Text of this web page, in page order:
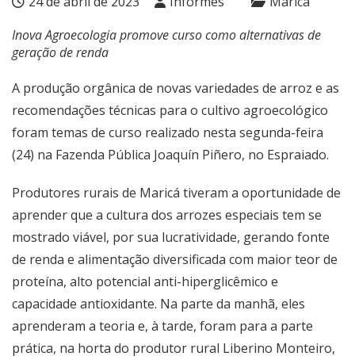
Inova Agroecologia promove curso como alternativas de
geração de renda
A produção orgânica de novas variedades de arroz e as
recomendações técnicas para o cultivo agroecológico
foram temas de curso realizado nesta segunda-feira
(24) na Fazenda Pública Joaquín Piñero, no Espraiado.
Produtores rurais de Maricá tiveram a oportunidade de
aprender que a cultura dos arrozes especiais tem se
mostrado viável, por sua lucratividade, gerando fonte
de renda e alimentação diversificada com maior teor de
proteína, alto potencial anti-hiperglicêmico e
capacidade antioxidante. Na parte da manhã, eles
aprenderam a teoria e, à tarde, foram para a parte
prática, na horta do produtor rural Liberino Monteiro,